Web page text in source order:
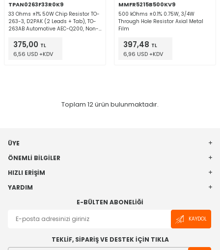
TPAN0263F33R0K9
33 Ohms ±1% 50W Chip Resistor TO-
263-3, D2PAK (2 Leads + Tab), TO-
263AB Automotive AEC-Q200, Non-
375,00 TL
6,56 USD +KDV
MMFR5215B500KV9
500 kOhms ±0.1% 0.75W, 3/4W
Through Hole Resistor Axial Metal
Film
397,48 TL
6,96 USD +KDV
Toplam 12ürün bulunmaktadır.
ÜYE
ÖNEMLI BILGILER
HIZLI ERIŞIM
YARDIM
E-BÜLTEN ABONELIĞI
KAYDOL
TEKLİF, SİPARİŞ VE DESTEK İÇİN TIKLA